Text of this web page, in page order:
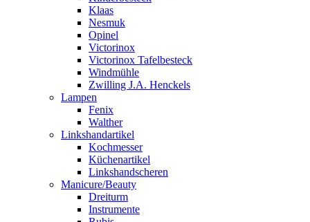
Klaas
Nesmuk
Opinel
Victorinox
Victorinox Tafelbesteck
Windmühle
Zwilling J.A. Henckels
Lampen
Fenix
Walther
Linkshandartikel
Kochmesser
Küchenartikel
Linkshandscheren
Manicure/Beauty
Dreiturm
Instrumente